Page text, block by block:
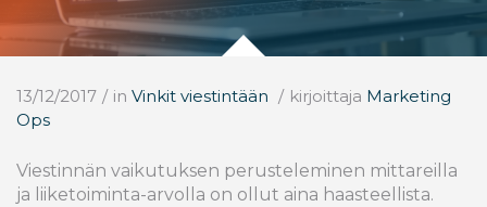
13/12/2017 / in Vinkit viestintään / kirjoittaja Marketing
Ops
Viestinnän vaikutuksen perusteleminen mittareilla
ja liiketoiminta-arvolla on ollut aina haasteellista.